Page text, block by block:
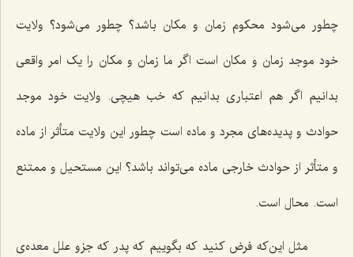
چطور می‌شود محکوم زمان و مکان باشد؟ چطور می‌شود؟ ولایت
خود موجد زمان و مکان است اگر ما زمان و مکان را یک امر واقعی
بدانیم اگر هم اعتباری بدانیم که خب هیچی. ولایت خود موجد
حوادث و پدیده‌های مجرد و ماده است چطور این ولایت متأثر از ماده
و متأثر از حوادث خارجی ماده می‌تواند باشد؟ این مستحیل و ممتنع
است. محال است.
مثل این‌که فرض کنید که بگوییم که پدر که جزو علل معده‌ی